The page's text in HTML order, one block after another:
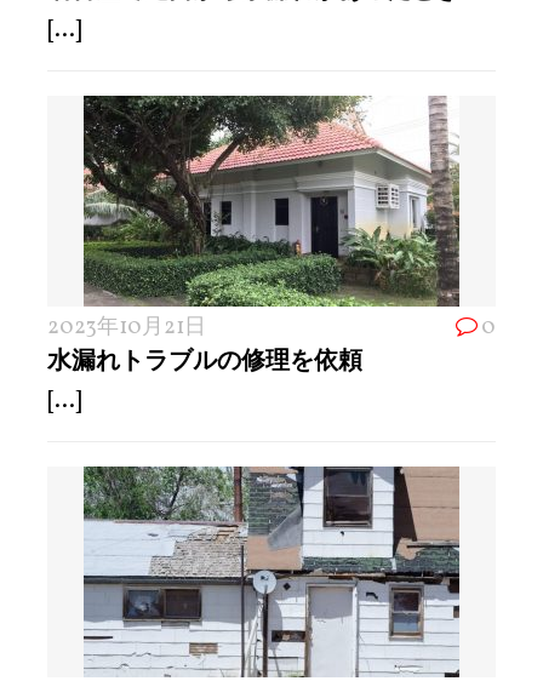
[...]
2023年10月21日 0
水漏れトラブルの修理を依頼
[...]